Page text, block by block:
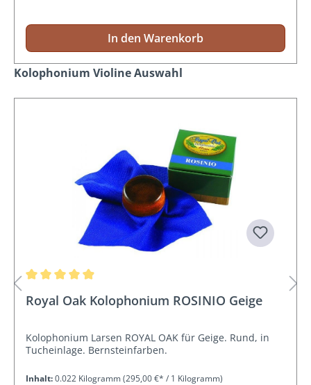
In den Warenkorb
Produktgalerie überspringen
Kolophonium Violine Auswahl
Royal Oak Kolophonium ROSINIO Geige
Kolophonium Larsen ROYAL OAK für Geige. Rund, in
Tucheinlage. Bernsteinfarben.
Inhalt:0.022 Kilogramm(295,00 €* / 1 Kilogramm)